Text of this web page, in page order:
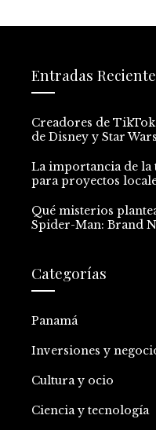
Entradas
Creadores de
de Disney y Star
La importancia de la
para proyectos
Qué misterios
Spider-Man: Brand
Categorías
Panamá
Inversiones y
Cultura y ocio
Ciencia y tecnología